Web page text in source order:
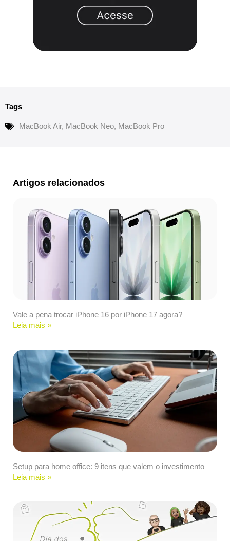
Tags
MacBook Air, MacBook Neo, MacBook Pro
Artigos relacionados
Vale a pena trocar iPhone 16 por iPhone 17 agora?
Leia mais »
Setup para home office: 9 itens que valem o investimento
Leia mais »